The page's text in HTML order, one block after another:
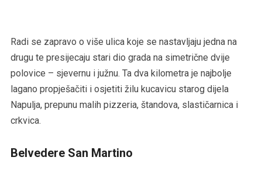
Radi se zapravo o više ulica koje se nastavljaju jedna na
drugu te presijecaju stari dio grada na simetrične dvije
polovice – sjevernu i južnu. Ta dva kilometra je najbolje
lagano propješačiti i osjetiti žilu kucavicu starog dijela
Napulja, prepunu malih pizzeria, štandova, slastičarnica i
crkvica.
Belvedere San Martino